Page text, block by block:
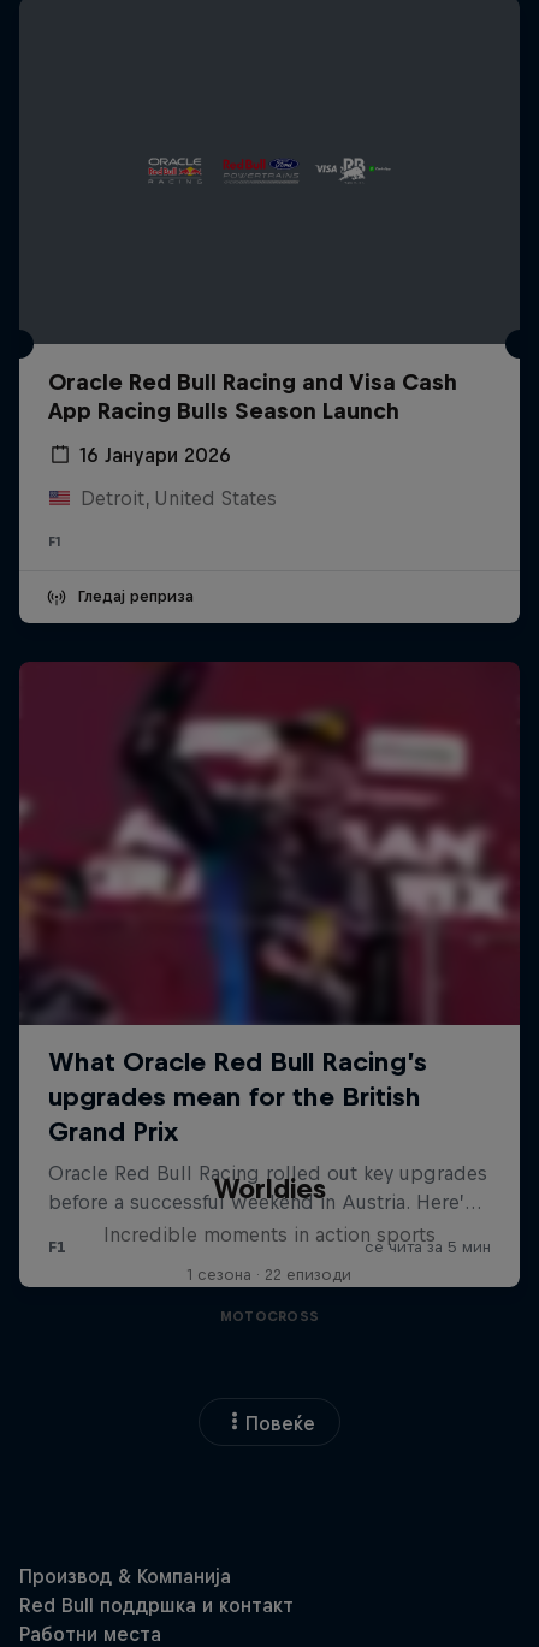
Oracle Red Bull Racing and Visa Cash
App Racing Bulls Season Launch
16 Јануари 2026
Detroit, United States
F1
Гледај реприза
Worldies
Incredible moments in action sports
1 сезона · 22 епизоди
MOTOCROSS
Повеќе